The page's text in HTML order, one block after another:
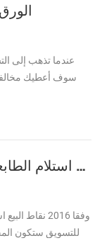
عندما تذهب إلى
سوف أعطيك
العالمية نقاط البيع استلام الطابعة السوق خلال توقعات 2016-2020
وفقا 2016
للتسويق ستكون